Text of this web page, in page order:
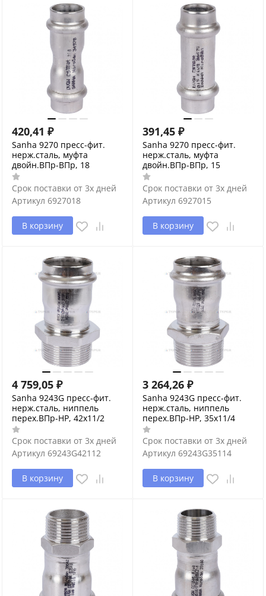
420,41 ₽
Sanha 9270 пресс-фит.
нерж.сталь, муфта
двойн.ВПр-ВПр, 18
Срок поставки от 3х дней
Артикул 6927018
В корзину
391,45 ₽
Sanha 9270 пресс-фит.
нерж.сталь, муфта
двойн.ВПр-ВПр, 15
Срок поставки от 3х дней
Артикул 6927015
В корзину
4 759,05 ₽
Sanha 9243G пресс-фит.
нерж.сталь, ниппель
перех.ВПр-НР, 42x11/2
Срок поставки от 3х дней
Артикул 69243G42112
В корзину
3 264,26 ₽
Sanha 9243G пресс-фит.
нерж.сталь, ниппель
перех.ВПр-НР, 35x11/4
Срок поставки от 3х дней
Артикул 69243G35114
В корзину